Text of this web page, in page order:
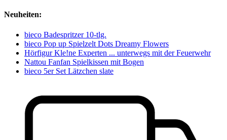
Neuheiten:
bieco Badespritzer 10-tlg.
bieco Pop up Spielzelt Dots Dreamy Flowers
Hörfigur Kle!ne Experten ... unterwegs mit der Feuerwehr
Nattou Fanfan Spielkissen mit Bogen
bieco 5er Set Lätzchen slate